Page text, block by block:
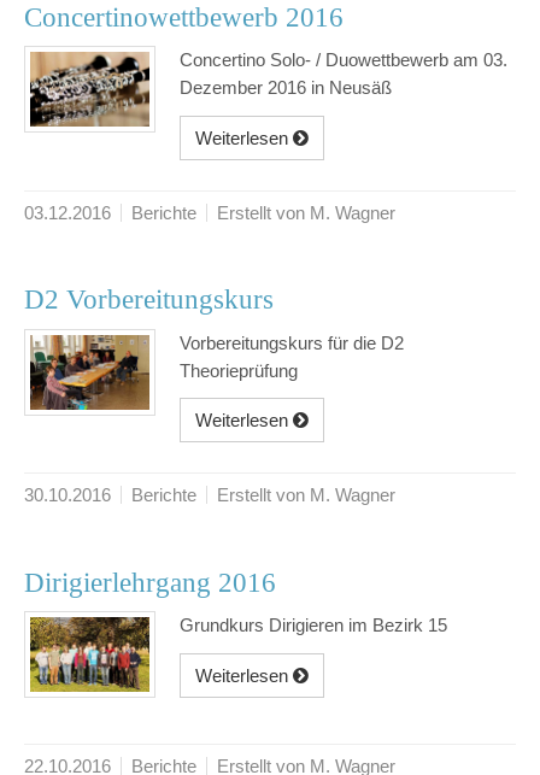
Concertinowettbewerb 2016
Concertino Solo- / Duowettbewerb am 03.
Dezember 2016 in Neusäß
Weiterlesen
03.12.2016 Berichte Erstellt von M. Wagner
D2 Vorbereitungskurs
Vorbereitungskurs für die D2
Theorieprüfung
Weiterlesen
30.10.2016 Berichte Erstellt von M. Wagner
Dirigierlehrgang 2016
Grundkurs Dirigieren im Bezirk 15
Weiterlesen
22.10.2016 Berichte Erstellt von M. Wagner